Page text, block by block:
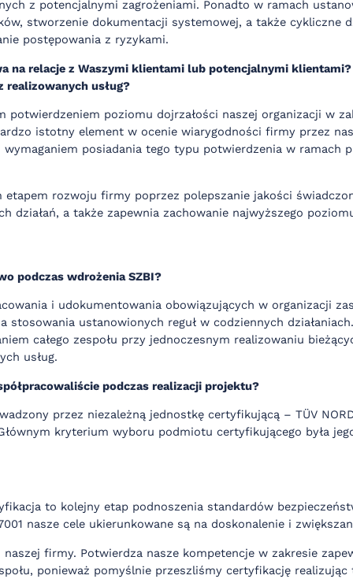
z potencjalnymi zagrożeniami. Ponadto w ramach
stworzenie dokumentacji systemowej, a także cykliczne
postępowania z ryzykami.
na relacje z Waszymi klientami lub potencjalnymi
usług?
potwierdzeniem poziomu dojrzałości naszej organizacji w
istotny element w ocenie wiarygodności firmy przez
posiadania tego typu potwierdzenia w ramach
etapem rozwoju firmy poprzez polepszanie jakości
działań, a także zapewnia zachowanie najwyższego
podczas wdrożenia SZBI?
i udokumentowania obowiązujących w organizacji
stosowania ustanowionych reguł w codziennych
całego zespołu przy jednoczesnym realizowaniu
usług.
podczas realizacji projektu?
przez niezależną jednostkę certyfikującą – TÜV
kryterium wyboru podmiotu certyfikującego była
to kolejny etap podnoszenia standardów
nasze cele ukierunkowane są na doskonalenie i
firmy. Potwierdza nasze kompetencje w zakresie
ponieważ pomyślnie przeszliśmy certyfikację